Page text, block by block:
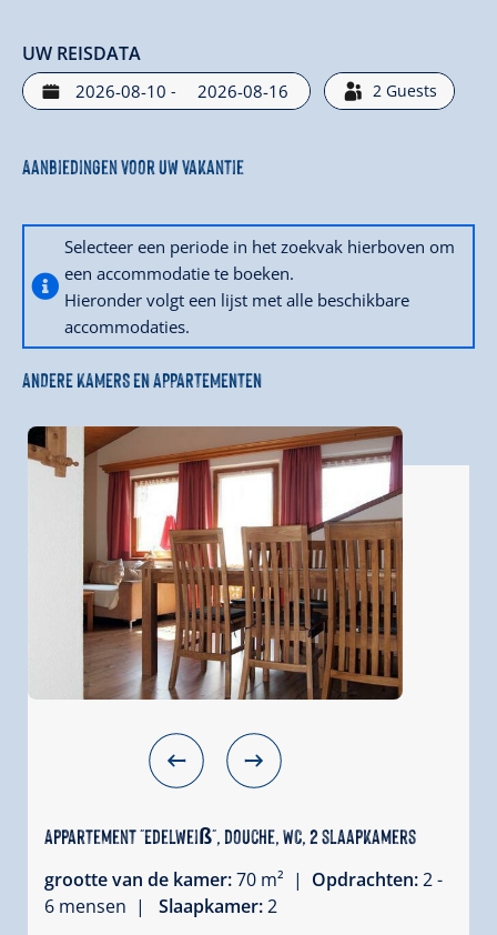
beantwoorden graag al uw vragen over ons huis!
Tot snel, Martin en Sylvia
UW REISDATA
- 2 Guests
Aanbiedingen voor uw vakantie
Selecteer een periode in het zoekvak hierboven om
een accommodatie te boeken.
Hieronder volgt een lijst met alle beschikbare
accommodaties.
ANDERE KAMERS EN APPARTEMENTEN
Appartement "Edelweiß", douche, WC, 2 slaapkamers
grootte van de kamer:70 m² | Opdrachten:2 -
6 mensen |
Slaapkamer:2